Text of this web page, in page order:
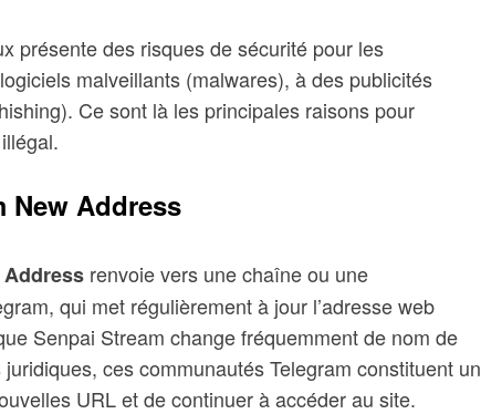
présente des risques de sécurité pour les
malveillants (malwares), à des publicités
Ce sont là les principales raisons pour
New Address
Address renvoie vers une chaîne ou une
qui met régulièrement à jour l’adresse web
Senpai Stream change fréquemment de nom de
ces communautés Telegram constituent un
URL et de continuer à accéder au site.